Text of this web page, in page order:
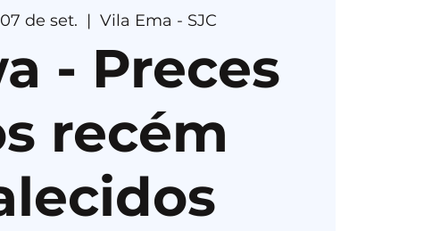
de set.
  |
Vila Ema - SJC
- Preces
recém